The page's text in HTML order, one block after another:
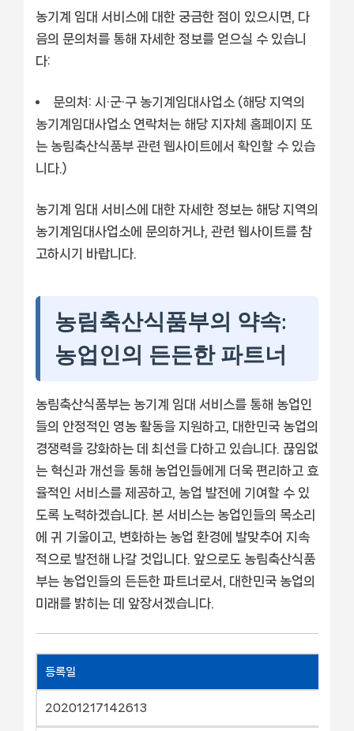
농기계 임대 서비스에 대한 궁금한 점이 있으시면, 다
음의 문의처를 통해 자세한 정보를 얻으실 수 있습니
다:
문의처: 시·군·구 농기계임대사업소 (해당 지역의
농기계임대사업소 연락처는 해당 지자체 홈페이지 또
는 농림축산식품부 관련 웹사이트에서 확인할 수 있습
니다.)
농기계 임대 서비스에 대한 자세한 정보는 해당 지역의
농기계임대사업소에 문의하거나, 관련 웹사이트를 참
고하시기 바랍니다.
농림축산식품부의 약속:
농업인의 든든한 파트너
농림축산식품부는 농기계 임대 서비스를 통해 농업인
들의 안정적인 영농 활동을 지원하고, 대한민국 농업의
경쟁력을 강화하는 데 최선을 다하고 있습니다. 끊임없
는 혁신과 개선을 통해 농업인들에게 더욱 편리하고 효
율적인 서비스를 제공하고, 농업 발전에 기여할 수 있
도록 노력하겠습니다. 본 서비스는 농업인들의 목소리
에 귀 기울이고, 변화하는 농업 환경에 발맞추어 지속
적으로 발전해 나갈 것입니다. 앞으로도 농림축산식품
부는 농업인들의 든든한 파트너로서, 대한민국 농업의
미래를 밝히는 데 앞장서겠습니다.
등록일
20201217142613